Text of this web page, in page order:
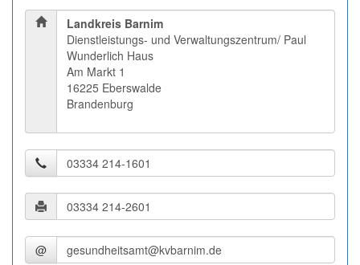
Landkreis Barnim
Dienstleistungs- und Verwaltungszentrum/ Paul
Wunderlich Haus
Am Markt 1
16225 Eberswalde
Brandenburg
@